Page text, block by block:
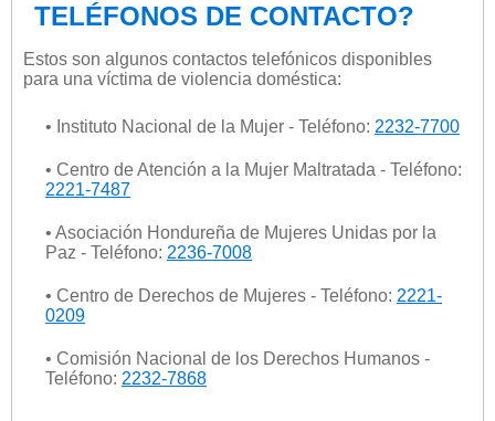
TELÉFONOS DE CONTACTO?
Estos son algunos contactos telefónicos disponibles
para una víctima de violencia doméstica:
• Instituto Nacional de la Mujer - Teléfono: 2232-7700
• Centro de Atención a la Mujer Maltratada - Teléfono:
2221-7487
• Asociación Hondureña de Mujeres Unidas por la
Paz - Teléfono: 2236-7008
• Centro de Derechos de Mujeres - Teléfono: 2221-
0209
• Comisión Nacional de los Derechos Humanos -
Teléfono: 2232-7868